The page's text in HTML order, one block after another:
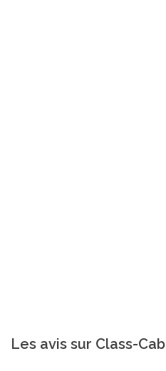
Les avis sur Class-Cab